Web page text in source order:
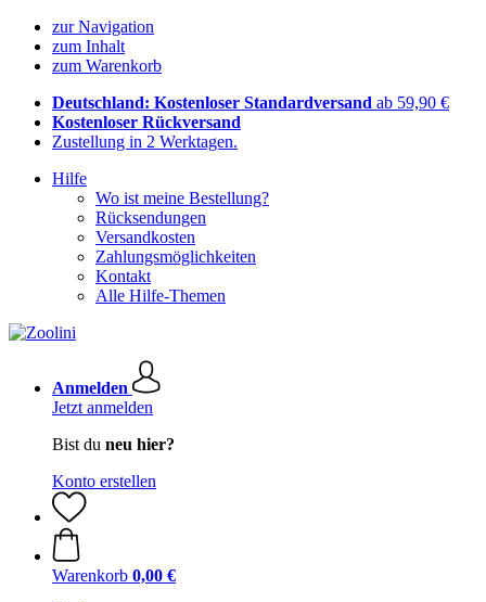
zur Navigation
zum Inhalt
zum Warenkorb
Deutschland: Kostenloser Standardversand ab 59,90 €
Kostenloser Rückversand
Zustellung in 2 Werktagen.
Hilfe
Wo ist meine Bestellung?
Rücksendungen
Versandkosten
Zahlungsmöglichkeiten
Kontakt
Alle Hilfe-Themen
Anmelden
Jetzt anmelden
Bist du neu hier?
Konto erstellen
Warenkorb 0,00 €